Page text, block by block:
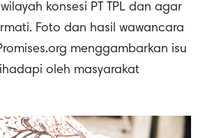
konsesi PT TPL dan agar
Foto dan hasil wawancara
menggambarkan isu
oleh masyarakat